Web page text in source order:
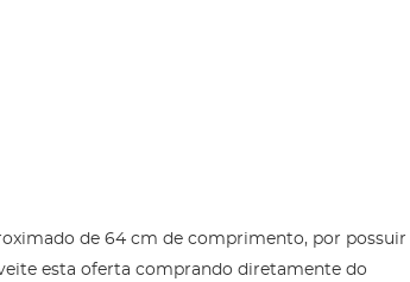
de 64 cm de comprimento, por possuir
esta oferta comprando diretamente do